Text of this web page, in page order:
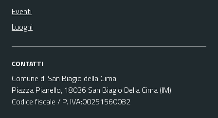
Eventi
Luoghi
CONTATTI
Comune di San Biagio della Cima
Piazza Pianello, 18036 San Biagio Della Cima (IM)
Codice fiscale / P. IVA:00251560082